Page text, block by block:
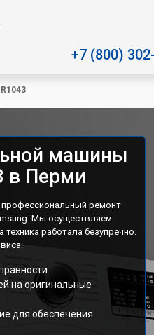
+7 (800)
R1043
машины
в Перми
ремонт
Мы осуществляем
работала безупречно.
на оригинальные
для обеспечения